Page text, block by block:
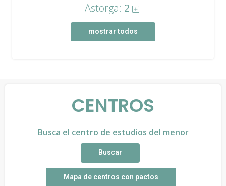
Astorga: 2
mostrar todos
CENTROS
Busca el centro de estudios del menor
Buscar
Mapa de centros con pactos